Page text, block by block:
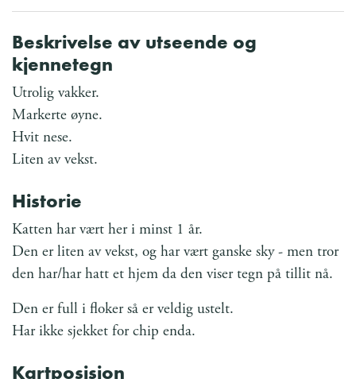
Beskrivelse av utseende og
kjennetegn
Utrolig vakker.
Markerte øyne.
Hvit nese.
Liten av vekst.
Historie
Katten har vært her i minst 1 år.
Den er liten av vekst, og har vært ganske sky - men tror
den har/har hatt et hjem da den viser tegn på tillit nå.
Den er full i floker så er veldig ustelt.
Har ikke sjekket for chip enda.
Kartposisjon